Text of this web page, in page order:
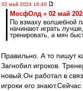
02 май 2024 16:40
МосфОлд » 02 май
По взмаху волшебной
начинают играть
тренировать, а мяч
Правильно. А то пишут
Загнобил игроков.
новый.Он работал в
игроки его